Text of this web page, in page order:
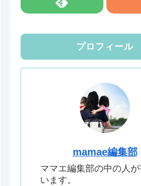
プロフィール
mamae編集部
ママエ編集部の中の人が
います。